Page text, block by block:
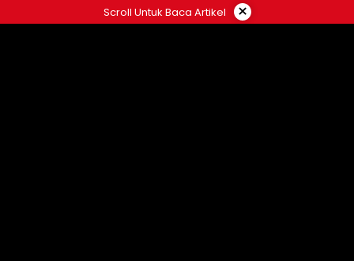
ke
Scroll Untuk Baca Artikel ×